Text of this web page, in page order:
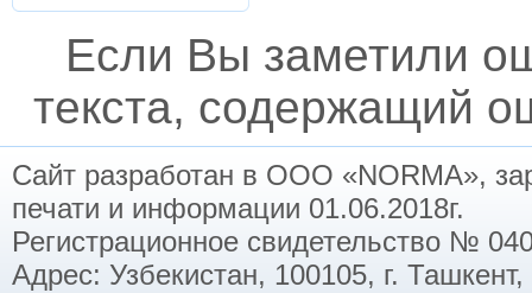
Если Вы заметили
текста, содержащий
Сайт разработан в ООО «NORMA»,
печати и информации 01.06.2018г.
Регистрационное свидетельство №
Адрес: Узбекистан, 100105, г.